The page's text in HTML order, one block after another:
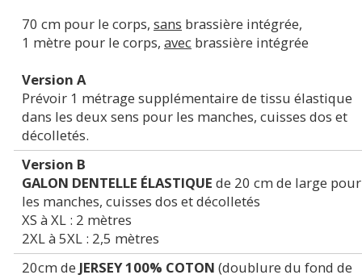
70 cm pour le corps, sans brassière intégrée,
1 mètre pour le corps, avec brassière intégrée
Version A
Prévoir 1 métrage supplémentaire de tissu élastique
dans les deux sens pour les manches, cuisses dos et
décolletés.
Version B
GALON DENTELLE ÉLASTIQUE de 20 cm de large pour
les manches, cuisses dos et décolletés
XS à XL : 2 mètres
2XL à 5XL : 2,5 mètres
20cm de JERSEY 100% COTON (doublure du fond de